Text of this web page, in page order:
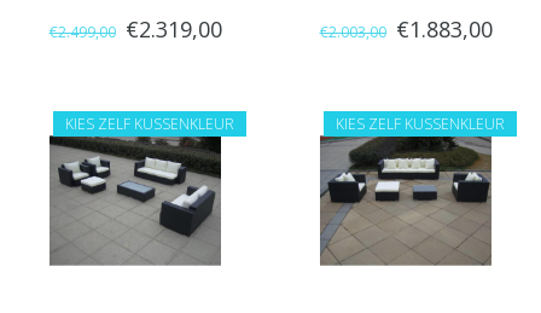
€2.499,00 €2.319,00 €2.003,00 €1.883,00
KIES ZELF KUSSENKLEUR KIES ZELF KUSSENKLEUR